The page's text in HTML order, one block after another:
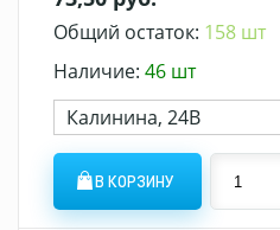
Общий остаток: 158 шт
Наличие: 46 шт
Калинина, 24В
В КОРЗИНУ